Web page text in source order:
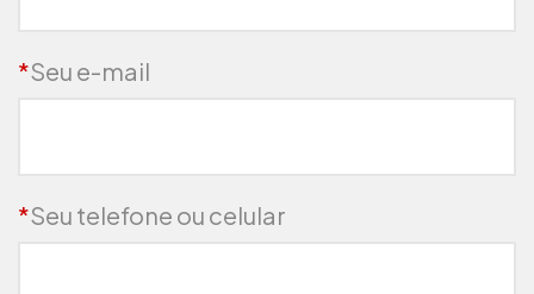
*Seu e-mail
*Seu telefone ou celular